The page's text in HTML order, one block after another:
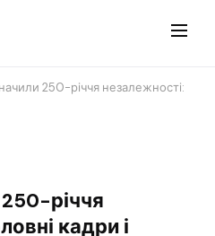
250-річчя незалежності:
річчя
кадри і